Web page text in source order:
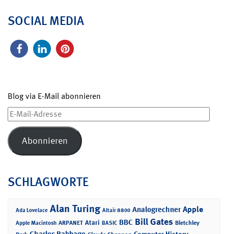
SOCIAL MEDIA
Blog via E-Mail abonnieren
E-
Mail-
Adresse
Abonnieren
SCHLAGWORTE
Ada Lovelace Alan Turing Altair 8800 Analogrechner Apple
Apple Macintosh ARPANET Atari BASIC BBC Bill Gates Bletchley